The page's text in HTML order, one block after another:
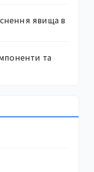
явища в
та